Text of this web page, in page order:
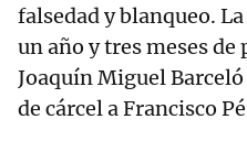
falsedad y blanqueo.
un año y tres meses
Joaquín Miguel
de cárcel a Francisco